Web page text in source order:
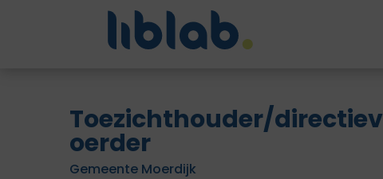
Toezichthouder/directiev
oerder
Gemeente Moerdijk